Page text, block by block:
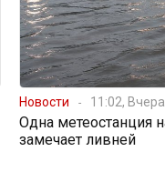
Новости 11:02, Вчера
Одна метеостанция
замечает ливней